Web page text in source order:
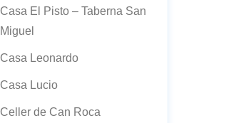
Casa El Pisto – Taberna San
Miguel
Casa Leonardo
Casa Lucio
Celler de Can Roca